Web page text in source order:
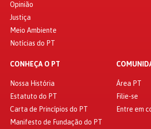
Opinião
Justiça
Meio Ambiente
Notícias do PT
CONHEÇA O PT
Nossa História
Estatuto do PT
Carta de Princípios do PT
Manifesto de Fundação do PT
Área PT
Filie-se
Entre em